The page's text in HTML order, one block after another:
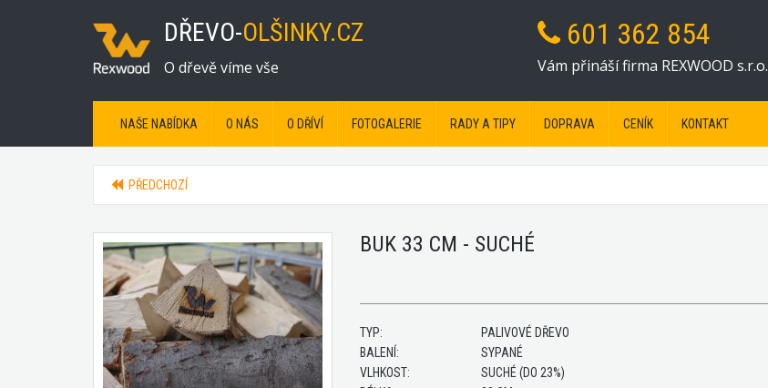
DŘEVO-OLŠINKY.CZ
O dřevě víme vše
601 362 854
Vám přináší firma REXWOOD s.r.o.
NAŠE NABÍDKA O NÁS O DŘÍVÍ FOTOGALERIE RADY A TIPY DOPRAVA CENÍK KONTAKT
PŘEDCHOZÍ
BUK 33 CM - SUCHÉ
TYP:
PALIVOVÉ DŘEVO
BALENÍ:
SYPANÉ
VLHKOST:
SUCHÉ (DO 23%)